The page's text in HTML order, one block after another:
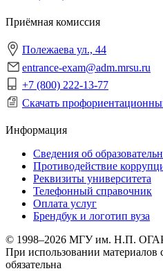
Приёмная комиссия
Полежаева ул., 44
entrance-exam@adm.mrsu.ru
+7 (800) 222-13-77
Скачать
Информация
Сведения об
Противодействие
Реквизиты университета
Телефонный справочник
Оплата услуг
Брендбук и логотип вуза
© 1998–2026 МГУ им. Н.П.
При использовании материалов
обязательна